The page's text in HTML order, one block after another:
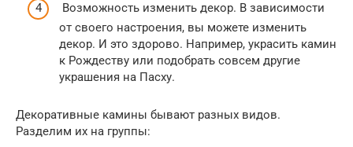
Возможность изменить декор. В зависимости
от своего настроения, вы можете изменить
декор. И это здорово. Например, украсить камин
к Рождеству или подобрать совсем другие
украшения на Пасху.
Декоративные камины бывают разных видов.
Разделим их на группы: